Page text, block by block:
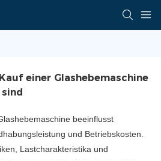
einer Glashebemaschine
beeinflusst
und Betriebskosten.
Lastcharakteristika und